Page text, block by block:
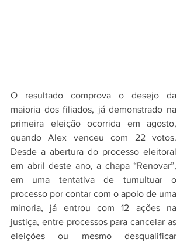
O resultado comprova o desejo da
maioria dos filiados, já demonstrado na
primeira eleição ocorrida em agosto,
quando Alex venceu com 22 votos.
Desde a abertura do processo eleitoral
em abril deste ano, a chapa “Renovar”,
em uma tentativa de tumultuar o
processo por contar com o apoio de uma
minoria, já entrou com 12 ações na
justiça, entre processos para cancelar as
eleições ou mesmo desqualificar